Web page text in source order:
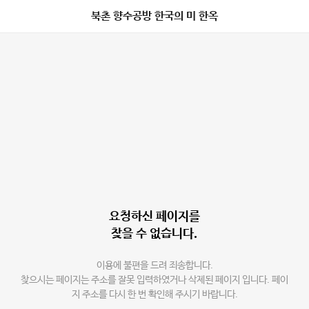
북촌 향수공방 한국의 미 한옥
요청하신 페이지를
찾을 수 없습니다.
이용에 불편을 드려 죄송합니다.
찾으시는 페이지는 주소를 잘못 입력하였거나 삭제된 페이지 입니다. 페이
지 주소를 다시 한 번 확인해 주시기 바랍니다.